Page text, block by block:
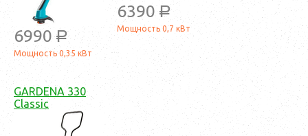
6990 a
Мощность 0,35 кВт
6390 a
Мощность 0,7 кВт
GARDENA 330
Classic